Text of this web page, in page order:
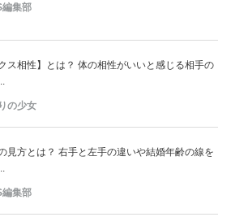
編集部
クス相性】とは？ 体の相性がいいと感じる相手の
の少女
見方とは？ 右手と左手の違いや結婚年齢の線を
編集部